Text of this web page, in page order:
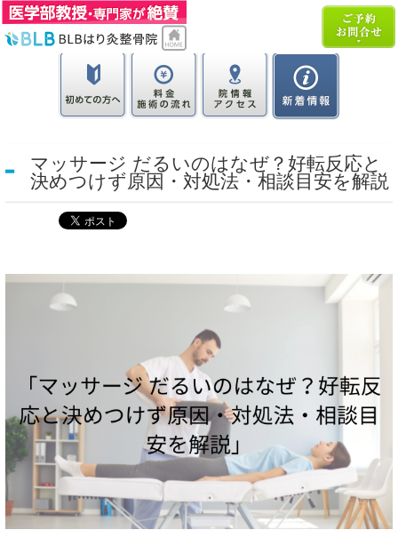
マッサージ だるいのはなぜ？好転反応と
決めつけず原因・対処法・相談目安を解説